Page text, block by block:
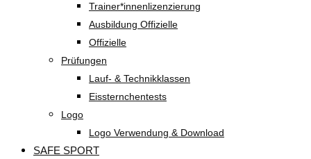
Trainer*innenlizenzierung
Ausbildung Offizielle
Offizielle
Prüfungen
Lauf- & Technikklassen
Eissternchentests
Logo
Logo Verwendung & Download
SAFE SPORT